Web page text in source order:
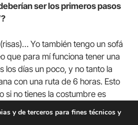
ser los primeros pasos
Yo también tengo un sofá
que para mí funciona tener una
los días un poco, y no tanto la
con una ruta de 6 horas. Esto
si no tienes la costumbre es
Es mejor dar pequeños pasos,
procurando, por ejemplo,
y de terceros para fines técnicos y